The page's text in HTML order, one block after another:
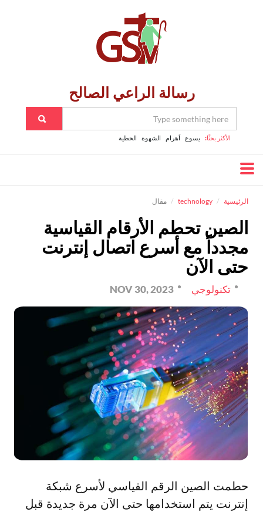
رسالة الراعي الصالح
الأكثر بحثًا: يسوع اَهرام الشهوة الخطية
الرئيسية technology مقال
الصين تحطم الأرقام القياسية
مجدداً مع أسرع اتصال إنترنت
حتى الآن
تكنولوجي NOV 30, 2023
حطمت الصين الرقم القياسي لأسرع شبكة
إنترنت يتم استخدامها حتى الآن مرة جديدة قبل